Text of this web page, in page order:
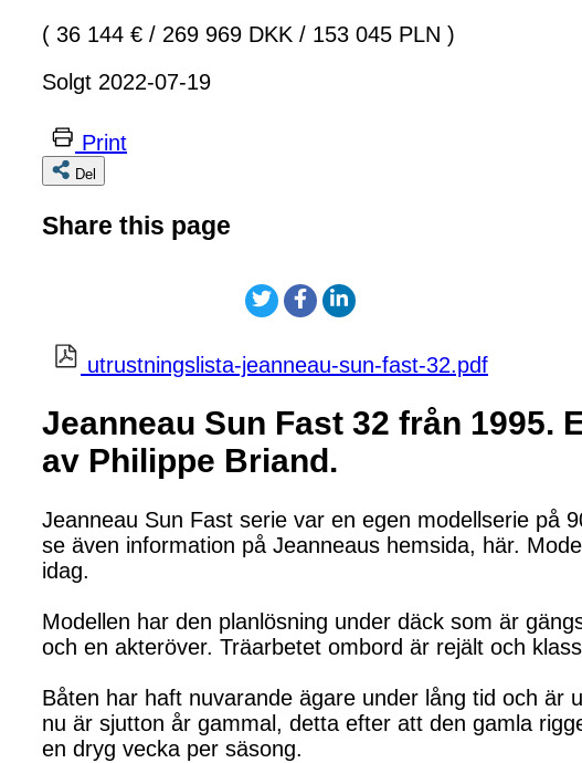
( 36 144 € / 269 969 DKK / 153 045 PLN )
Solgt 2022-07-19
Print
Del
Share this page
utrustningslista-jeanneau-sun-fast-32.pdf
Jeanneau Sun Fast 32 från 1995.
av Philippe Briand.
Jeanneau Sun Fast serie var en egen modellserie på
se även information på Jeanneaus hemsida, här.
idag.
Modellen har den planlösning under däck som är
och en akteröver. Träarbetet ombord är rejält och
Båten har haft nuvarande ägare under lång tid och
nu är sjutton år gammal, detta efter att den gamla
en dryg vecka per säsong.